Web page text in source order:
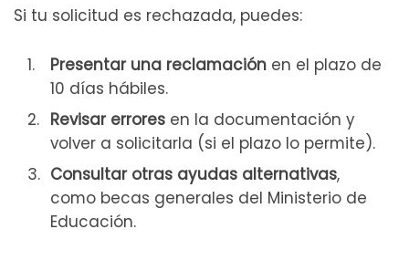
Si tu solicitud es rechazada, puedes:
Presentar una reclamación en el plazo de
10 días hábiles.
Revisar errores en la documentación y
volver a solicitarla (si el plazo lo permite).
Consultar otras ayudas alternativas,
como becas generales del Ministerio de
Educación.